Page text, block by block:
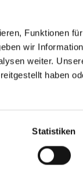
Funktionen
wir
weiter.
haben
Statistiken
§ 1 Abs. 1 Z 1
§ 51d Abs. 4